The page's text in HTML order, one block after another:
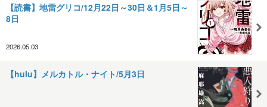
【読書】地雷グリコ/12月22日～30日＆1月5日～
8日
2026.05.03
【hulu】メルカトル・ナイト/5月3日